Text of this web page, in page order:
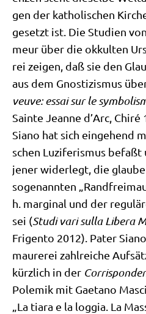
gen der katho­li­schen
ge­setzt ist. Die Stu­di­en
meur über die okkul­ten
rei zei­gen, daß sie den
aus dem Gno­sti­zis­mus
veuve: essai sur le
Sain­te Jean­ne d’Arc,
Sia­no hat sich ein­ge­hend
schen Luzi­fe­ris­mus befaßt
jener wider­legt, die
soge­nann­ten
h. mar­gi­nal und der
sei (Stu­di vari sul­la Libe­ra
Fri­gen­to 2012). Pater
mau­re­rei zahl­rei­che
kürz­lich in der
Pole­mik mit Gaet­a­no
„La tia­ra e la log­gia. La